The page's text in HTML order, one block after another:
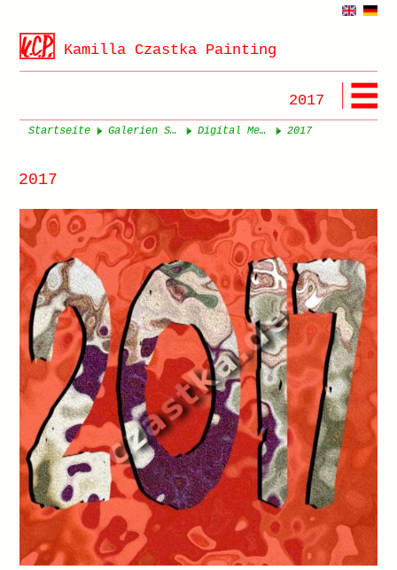
Kamilla Czastka Painting
2017
Startseite Galerien Seite 1 Digital Media 2017
2017